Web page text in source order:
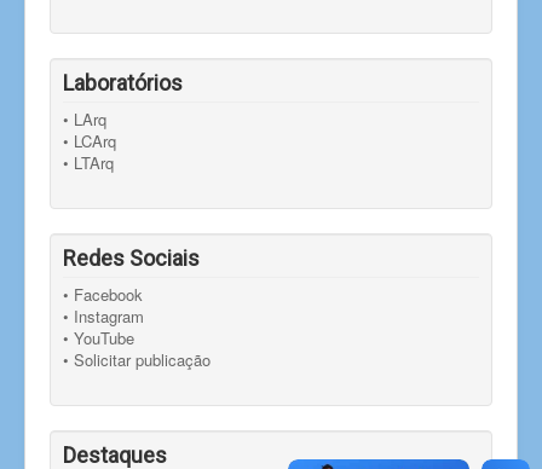
Laboratórios
• LArq
• LCArq
• LTArq
Redes Sociais
• Facebook
• Instagram
• YouTube
• Solicitar publicação
Destaques